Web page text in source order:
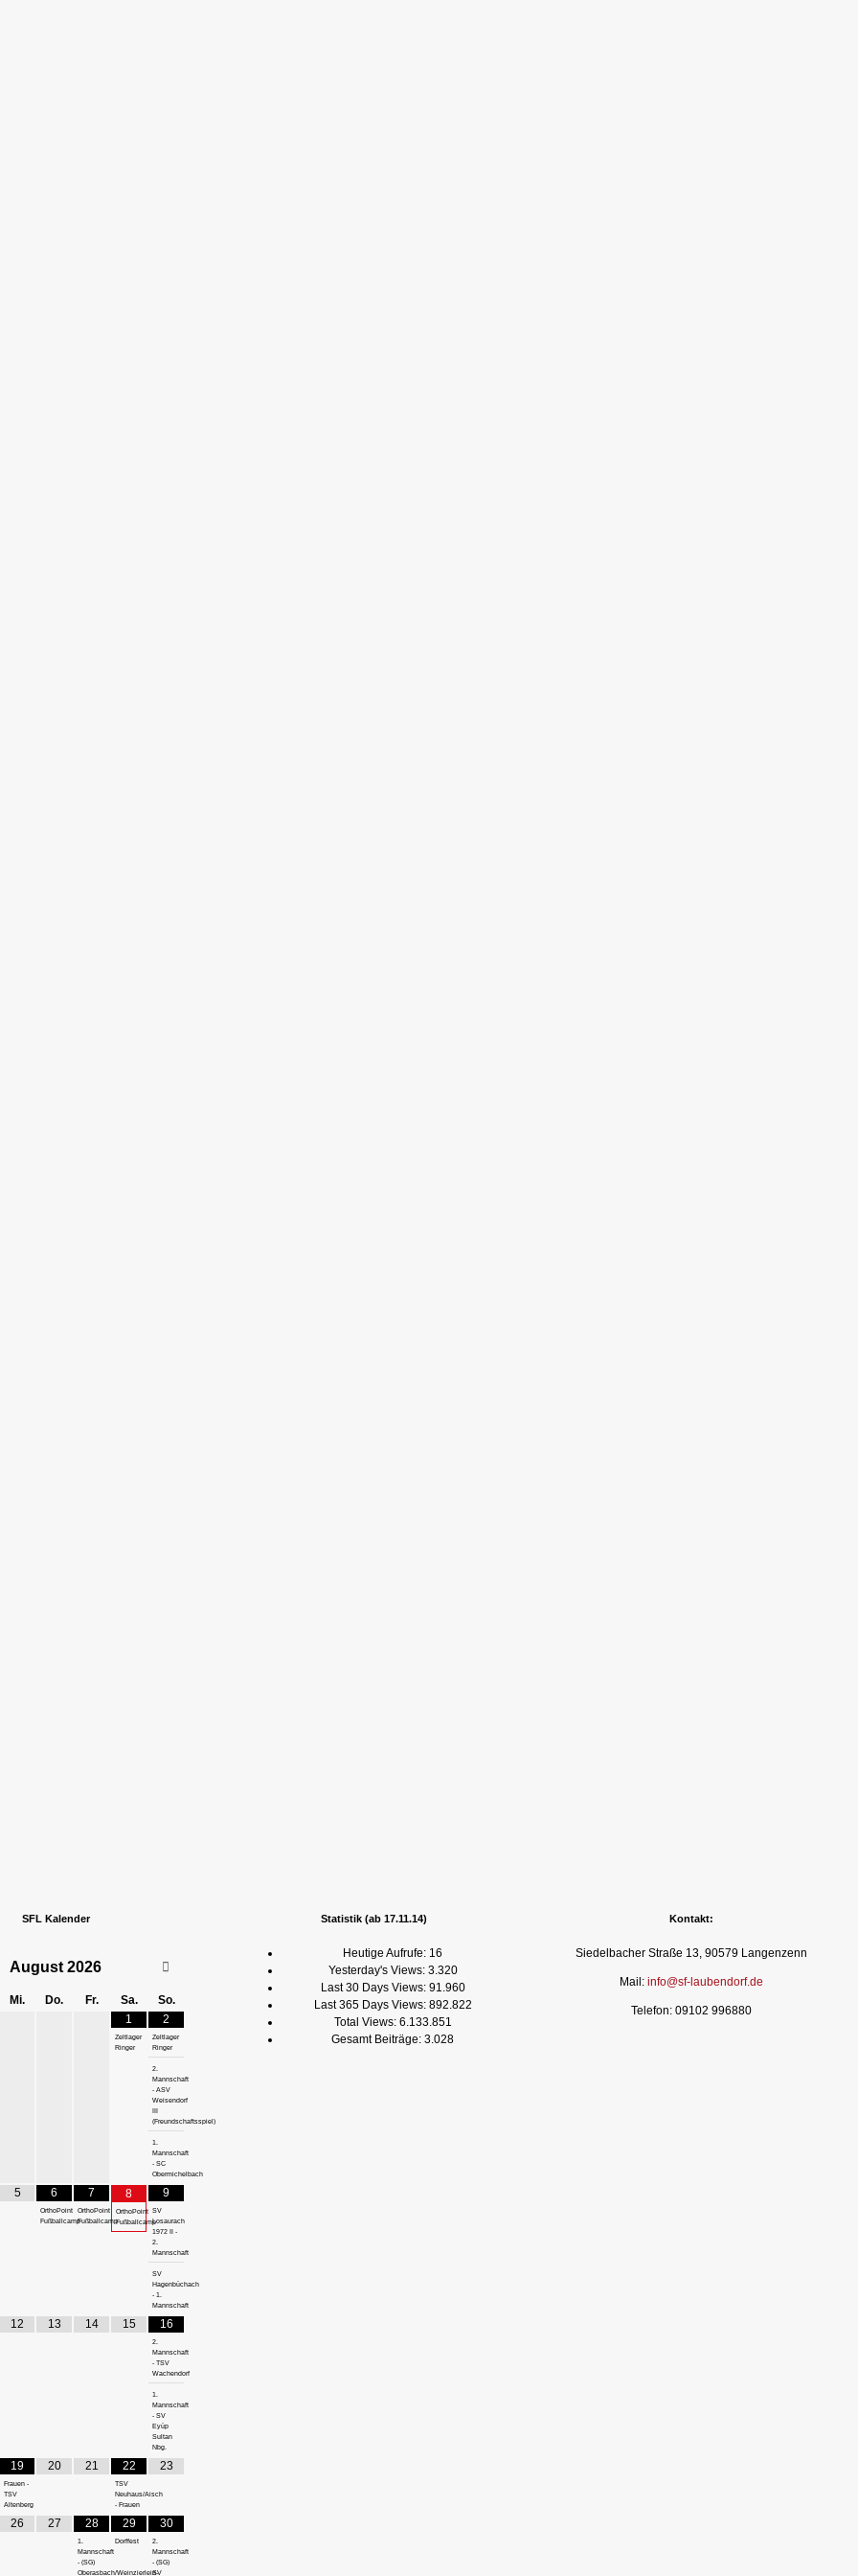
SFL Kalender
August 2026
Mi. Do. Fr. Sa.
So.
1
Zeltlager
Ringer
2
Zeltlager
Ringer
2.
Mannschaft
- ASV
Weisendorf
(Freundschaftsspiel)
1.
Mannschaft
- SC
Obermichelbach
5 6
OrthoPoint
Fußballcamp
7
OrthoPoint
Fußballcamp
8
OrthoPoint
Fußballcamp
9
SV
Losaurach
1972 II -
2.
Mannschaft
SV
Hagenbüchach
- 1.
Mannschaft
12 13 14 15 16
2.
Mannschaft
- TSV
Wachendorf
1.
Mannschaft
- SV
Eyüp
Sultan
Nbg.
19
Frauen -
TSV
Altenberg
20 21 22
TSV
Neuhaus/Aisch
- Frauen
23
26 27 28
1.
Mannschaft
- (SG)
Oberasbach/Weinzierlein-
29
Dorffest
30
2.
Mannschaft
- (SG)
SV
Statistik (ab 17.11.14)
Heutige Aufrufe: 16
Yesterday's Views: 3.320
Last 30 Days Views: 91.960
Last 365 Days Views: 892.822
Total Views: 6.133.851
Gesamt Beiträge: 3.028
Kontakt:
Siedelbacher Straße 13, 90579 Langenzenn
Mail: info@sf-laubendorf.de
Telefon: 09102 996880